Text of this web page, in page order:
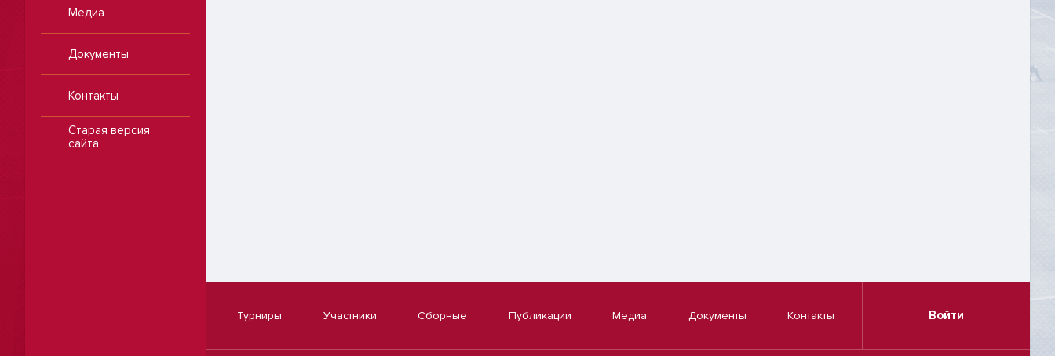
Медиа
Документы
Контакты
Старая версия
сайта
Турниры Участники Сборные Публикации Медиа Документы Контакты Войти